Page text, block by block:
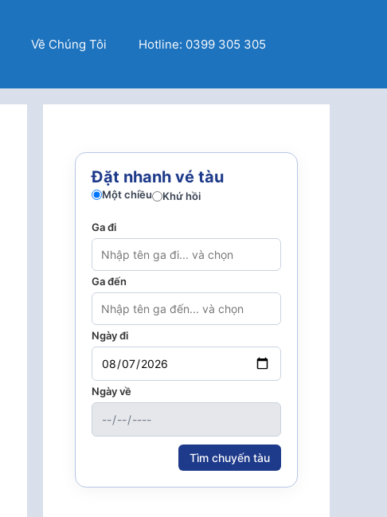
Về Chúng Tôi Hotline: 0399 305 305
Đặt nhanh vé tàu
Một chiều Khứ hồi
Ga đi
Ga đến
Ngày đi
Ngày về
Tìm chuyến tàu